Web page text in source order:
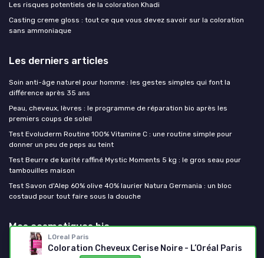
LOreal Paris
Coloration Cheveux Cerise Noire - L’Oréal Paris
Les risques potentiels de la coloration Khadi
Casting creme gloss : tout ce que vous devez savoir sur la coloration
sans ammoniaque
Les derniers articles
Soin anti-âge naturel pour homme : les gestes simples qui font la
différence après 35 ans
Peau, cheveux, lèvres : le programme de réparation bio après les
premiers coups de soleil
Test Evoluderm Routine 100% Vitamine C : une routine simple pour
donner un peu de peps au teint
Test Beurre de karité raffiné Mystic Moments 5 kg : le gros seau pour
tambouilles maison
Test Savon d'Alep 60% olive 40% laurier Natura Germania : un bloc
costaud pour tout faire sous la douche
Mes cosmetiques bio